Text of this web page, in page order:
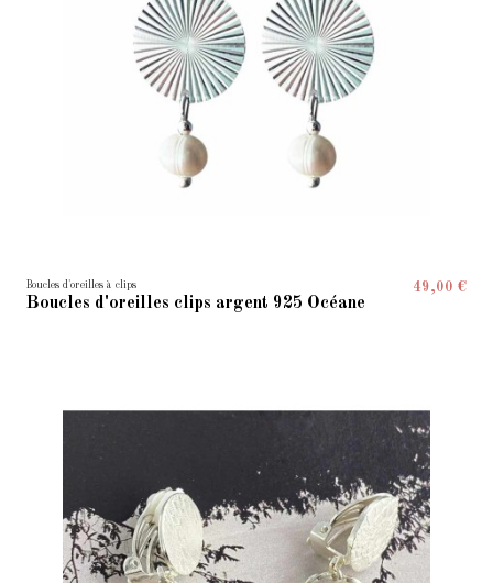
Boucles d'oreilles à clips
Boucles d'oreilles clips argent 925 Océane
49,00 €